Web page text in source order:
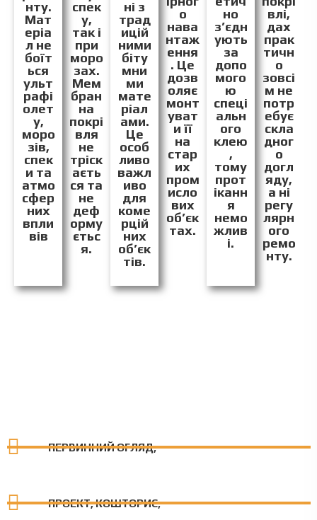
нту.
Мат
еріа
л не
боїт
ься
ульт
рафі
олет
у,
моро
зів,
спек
и та
атмо
сфер
них
впли
вів
спек
у,
так і
при
моро
зах.
Мем
бран
на
покрі
вля
не
тріск
аєть
ся та
не
деф
орму
єтьс
я.
ні з
трад
ицій
ними
біту
мни
ми
мате
ріал
ами.
Це
особ
ливо
важл
иво
для
коме
рцій
них
об’єк
тів.
о
нава
нтаж
ення
. Це
дозв
оляє
монт
уват
и її
на
стар
их
пром
исло
вих
об’єк
тах.
но
з’єдн
ують
за
допо
мого
ю
спеці
альн
ого
клею
,
тому
прот
іканн
я
немо
жлив
і.
влі,
дах
прак
тичн
о
зовсі
м не
потр
ебує
скла
дног
о
догл
яду,
а ні
регу
лярн
ого
ремо
нту.
ПЕРВИННИЙ ОГЛЯД;
ПРОЕКТ, КОШТОРИС;